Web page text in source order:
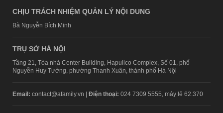
CHỊU TRÁCH NHIỆM QUẢN LÝ NỘI DUNG
Bà Nguyễn Bích Minh
TRỤ SỞ HÀ NỘI
Tầng 21, Tòa nhà Center Building, Hapulico Complex, Số 01, phố
Nguyễn Huy Tưởng, phường Thanh Xuân, thành phố Hà Nội
Email: contact@afamily.vn | Điện thoại: 024 7309 5555, máy lẻ 62.370